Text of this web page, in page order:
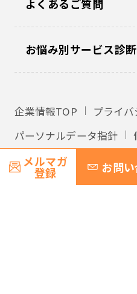
メルマガ
登録 お問
よくあるご質問
お悩み別サービス診断
企業情報TOP
プライ
パーソナルデータ指針
外国への個人情報の提供
サイトマップ